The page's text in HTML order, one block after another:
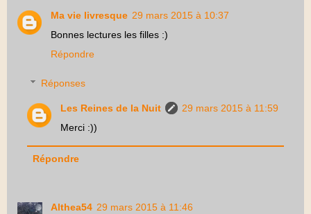
Ma vie livresque 29 mars 2015 à 10:37
Bonnes lectures les filles :)
Répondre
Réponses
Les Reines de la Nuit
29 mars 2015 à 11:59
Merci :))
Répondre
Althea54 29 mars 2015 à 11:46